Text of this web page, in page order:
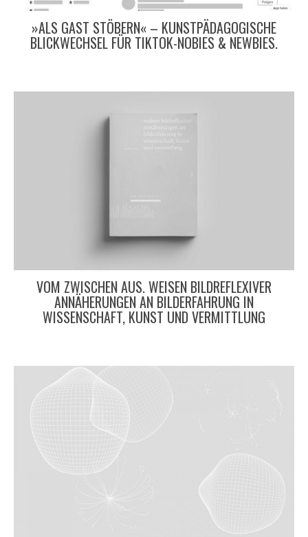
»ALS GAST STÖBERN« – KUNSTPÄDAGOGISCHE
BLICKWECHSEL FÜR TIKTOK-NOBIES & NEWBIES.
VOM ZWISCHEN AUS. WEISEN BILDREFLEXIVER
ANNÄHERUNGEN AN BILDERFAHRUNG IN
WISSENSCHAFT, KUNST UND VERMITTLUNG